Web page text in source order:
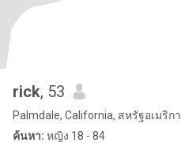
rick, 53
Palmdale, California, สหรัฐอเมริกา
ค้นหา: หญิง 18 - 84